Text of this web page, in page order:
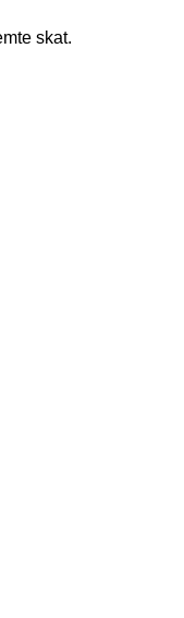
skat.